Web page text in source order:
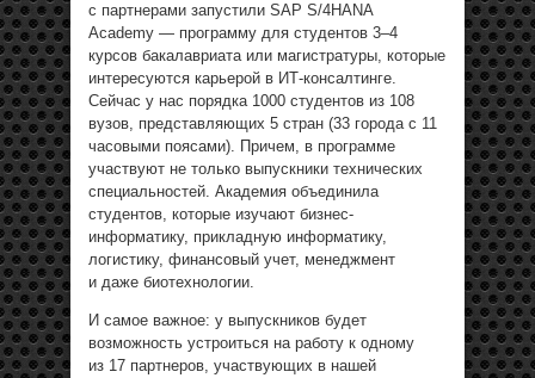
с партнерами запустили SAP S/4HANA
Academy — программу для студентов 3–4
курсов бакалавриата или магистратуры, которые
интересуются карьерой в ИТ-консалтинге.
Сейчас у нас порядка 1000 студентов из 108
вузов, представляющих 5 стран (33 города с 11
часовыми поясами). Причем, в программе
участвуют не только выпускники технических
специальностей. Академия объединила
студентов, которые изучают бизнес-
информатику, прикладную информатику,
логистику, финансовый учет, менеджмент
и даже биотехнологии.
И самое важное: у выпускников будет
возможность устроиться на работу к одному
из 17 партнеров, участвующих в нашей